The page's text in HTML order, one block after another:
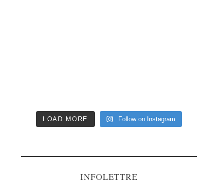
LOAD MORE Follow on Instagram
INFOLETTRE